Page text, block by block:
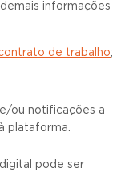
informações
de trabalho;
ou notificações a
plataforma.
pode ser